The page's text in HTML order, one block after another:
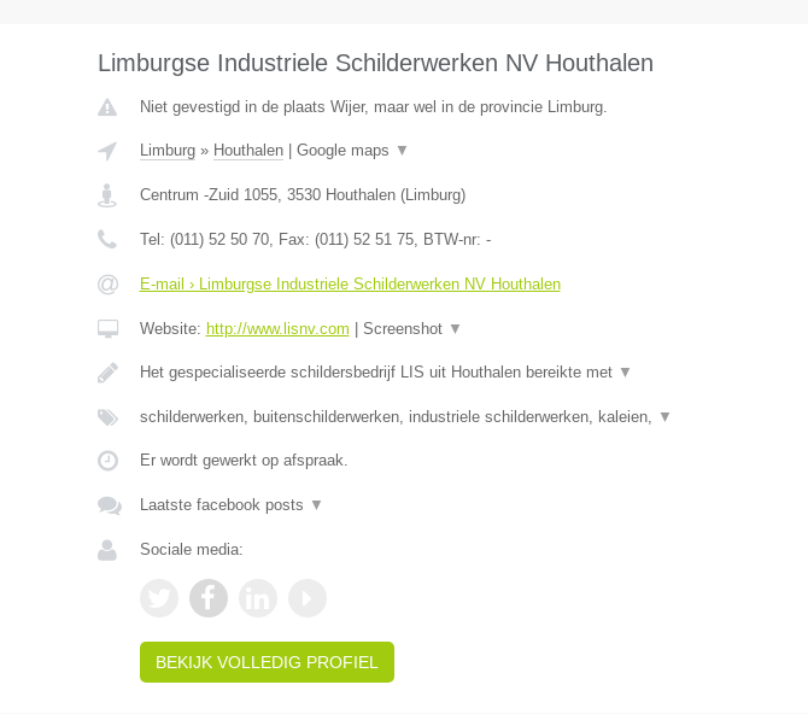
Limburgse Industriele Schilderwerken NV Houthalen
Niet gevestigd in de plaats Wijer, maar wel in de provincie Limburg.
Limburg» Houthalen| Google maps ▼
Centrum -Zuid 1055, 3530 Houthalen(Limburg)
Tel: (011) 52 50 70, Fax: (011) 52 51 75, BTW-nr: -
E-mail › Limburgse Industriele Schilderwerken NV Houthalen
Website: http://www.lisnv.com Screenshot ▼
Het gespecialiseerde schildersbedrijf LIS uit Houthalen bereikte met ▼
schilderwerken, buitenschilderwerken, industriele schilderwerken, kaleien, ▼
Er wordt gewerkt op afspraak.
Laatste facebook posts ▼
Sociale media:
BEKIJK VOLLEDIG PROFIEL